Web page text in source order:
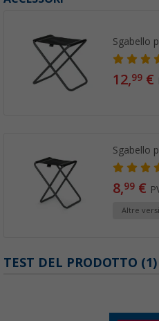
Sgabello
12,99 €
Sgabello
8,99 €
Altre
TEST DEL PRODOTTO (1)